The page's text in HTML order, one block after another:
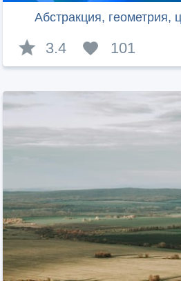
Абстракция, геометрия,
3.4 101